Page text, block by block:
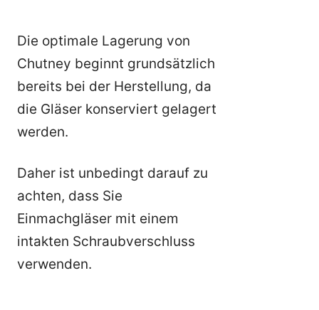
Die optimale Lagerung von
Chutney beginnt grundsätzlich
bereits bei der Herstellung, da
die Gläser konserviert gelagert
werden.
Daher ist unbedingt darauf zu
achten, dass Sie
Einmachgläser mit einem
intakten Schraubverschluss
verwenden.